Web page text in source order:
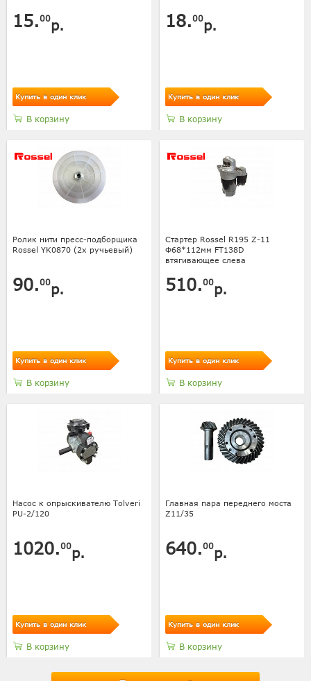
15.00р.
Купить в один клик
В корзину
18.00р.
Купить в один клик
В корзину
Ролик нити пресс-подборщика
Rossel YK0870 (2х ручьевый)
90.00р.
Купить в один клик
В корзину
Стартер Rossel R195 Z-11
Ф68*112мм FT138D
втягивающее слева
510.00р.
Купить в один клик
В корзину
Насос к опрыскивателю Tolveri
PU-2/120
1020.00р.
Купить в один клик
В корзину
Главная пара переднего моста
Z11/35
640.00р.
Купить в один клик
В корзину